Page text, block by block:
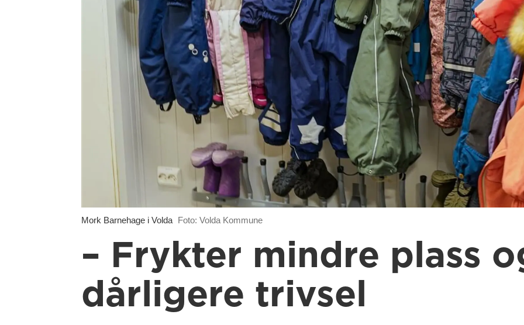
Mork Barnehage i Volda Foto: Volda Kommune
– Frykter mindre plass
dårligere trivsel